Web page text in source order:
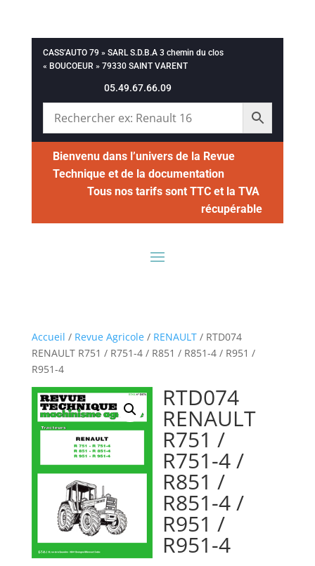
CASS’AUTO 79 » SARL S.D.B.A 3 chemin du clos
« BOUCOEUR » 79330 SAINT VARENT
05.49.67.66.09
Bienvenu dans l’univers de la Revue
Technique et de la documentation
Tous nos tarifs sont TTC et la TVA
récupérable
Accueil / Revue Agricole/ RENAULT/ RTD074
RENAULT R751 / R751-4 / R851 / R851-4 / R951 /
R951-4
RTD074
RENAULT
R751 /
R751-4 /
R851 /
R851-4 /
R951 /
R951-4